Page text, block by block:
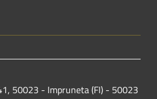
50023 - Impruneta (FI) - 50023